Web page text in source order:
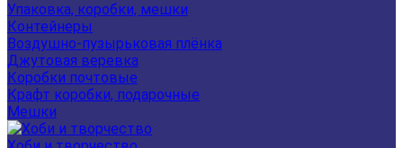
Упаковка, коробки, мешки
Контейнеры
Воздушно-пузырьковая плёнка
Джутовая веревка
Коробки почтовые
Крафт коробки, подарочные
Мешки